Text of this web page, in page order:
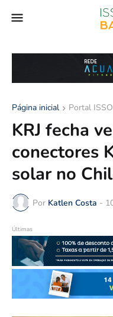
Página inicial Portal
KRJ fecha
conectores
solar no
Por Katlen Costa -
Últimas